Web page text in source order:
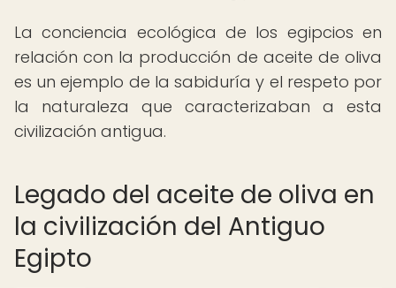
La conciencia ecológica de los egipcios en
relación con la producción de aceite de oliva
es un ejemplo de la sabiduría y el respeto por
la naturaleza que caracterizaban a esta
civilización antigua.
Legado del aceite de oliva en
la civilización del Antiguo
Egipto